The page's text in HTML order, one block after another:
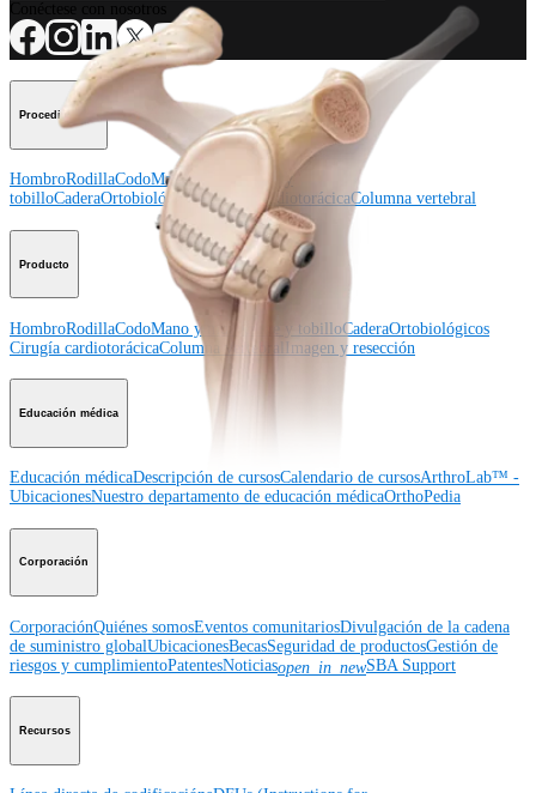
Procedimiento
HombroRodillaCodoMano y muñeca
Pie y
tobilloCaderaOrtobiológicosCirugía cardiotorácicaColumna vertebral
Producto
HombroRodillaCodoMano y muñeca Pie y tobilloCaderaOrtobiológicos
Cirugía cardiotorácicaColumna vertebral Imagen y resección
Educación médica
Educación médicaDescripción de cursosCalendario de cursosArthroLab™ -
UbicacionesNuestro departamento de educación médicaOrthoPedia
Corporación
CorporaciónQuiénes somosEventos comunitariosDivulgación de la cadena
de suministro globalUbicacionesBecasSeguridad de productosGestión de
riesgos y cumplimientoPatentesNoticiasopen_in_newSBA Support
Recursos